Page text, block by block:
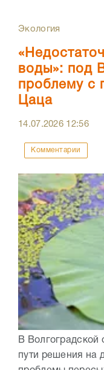
Экология
воды»: под
проблему с
Цаца
14.07.2026 12:56
Комментарии
В Волгоградской
пути решения на